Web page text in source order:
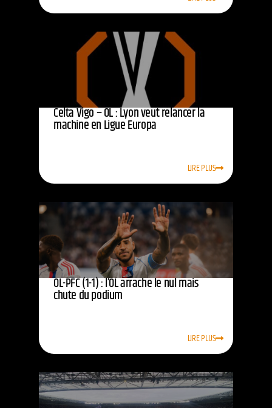
Celta Vigo – OL : Lyon veut relancer la
machine en Ligue Europa
LIRE PLUS
OL-PFC (1-1) : l’OL arrache le nul mais
chute du podium
LIRE PLUS